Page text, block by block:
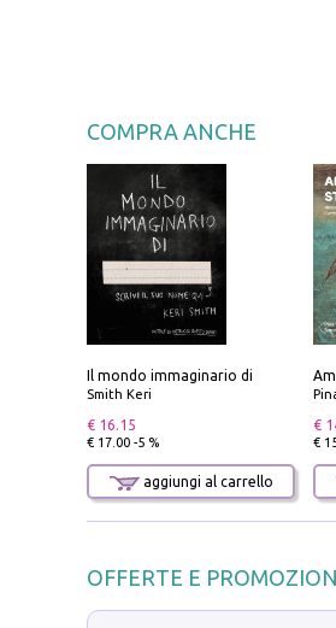
COMPRA ANCHE
Il mondo immaginario di
Smith Keri
€ 16.15
€ 17.00 -5 %
aggiungi al carrello
€
€
OFFERTE E